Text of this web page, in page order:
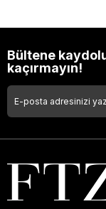
Bültene
kaçırmayın!